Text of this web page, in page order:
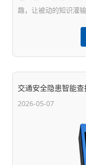
趣，让被动的知识灌输
交通安全隐患智能
2026-05-07